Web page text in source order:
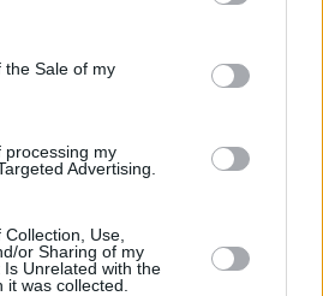
Google and its third-party tags to
purposes in below Google
the Sale of my
processing my
Advertising.
Use,
or Sharing of my
Unrelated with the
was collected.
ντομάτα και ανθότυρο
και Μπροβαρί: Τρεις νεκροί,
0 από την Γκοφ και αποκλεισμός
γκολ της φετινής Primeira